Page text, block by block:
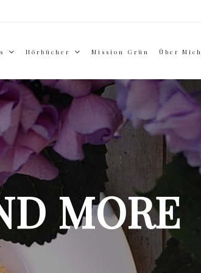
Hörbücher Mission Grün Über Mich
MORE